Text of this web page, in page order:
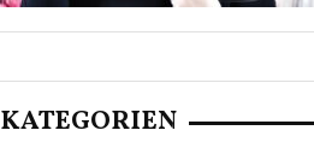
KATEGORIEN